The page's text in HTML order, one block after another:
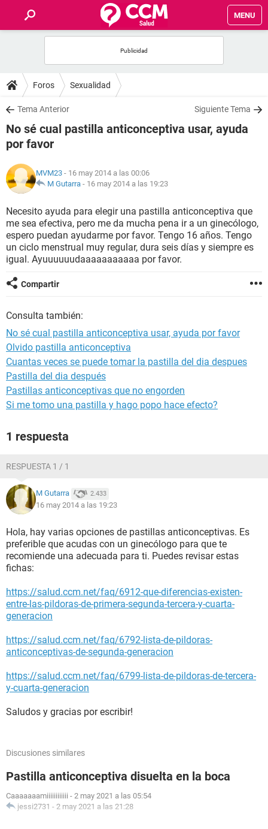
MENU
FOROS
SALUD
FAMILIA
NUTRICIÓN
SEXUALIDAD
GLOSARIO
Foros Sexualidad
Tema Anterior Siguiente Tema
No sé cual pastilla anticonceptiva usar, ayuda
por favor
MVM23 - 16 may 2014 a las 00:06
M Gutarra - 16 may 2014 a las 19:23
Necesito ayuda para elegir una pastilla anticonceptiva que
me sea efectiva, pero me da mucha pena ir a un ginecólogo,
espero puedan ayudarme por favor. Tengo 16 años. Tengo
un ciclo menstrual muy regular, dura seis días y siempre es
igual. Ayuuuuuudaaaaaaaaaaa por favor.
Compartir
Consulta también:
No sé cual pastilla anticonceptiva usar, ayuda por favor
Olvido pastilla anticonceptiva
Cuantas veces se puede tomar la pastilla del dia despues
Pastilla del dia después
Pastillas anticonceptivas que no engorden
Si me tomo una pastilla y hago popo hace efecto?
1 respuesta
RESPUESTA 1 / 1
M Gutarra 2.433
16 may 2014 a las 19:23
Hola, hay varias opciones de pastillas anticonceptivas. Es
preferible que acudas con un ginecólogo para que te
recomiende una adecuada para ti. Puedes revisar estas
fichas:
https://salud.ccm.net/faq/6912-que-diferencias-existen-
entre-las-pildoras-de-primera-segunda-tercera-y-cuarta-
generacion
https://salud.ccm.net/faq/6792-lista-de-pildoras-
anticonceptivas-de-segunda-generacion
https://salud.ccm.net/faq/6799-lista-de-pildoras-de-tercera-
y-cuarta-generacion
Saludos y gracias por escribir!
Discusiones similares
Pastilla anticonceptiva disuelta en la boca
Caaaaaaamiiiiiiiiiiii - 2 may 2021 a las 05:54
jessi2731 - 2 may 2021 a las 21:28